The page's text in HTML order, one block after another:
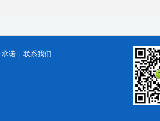
承诺 联系我们